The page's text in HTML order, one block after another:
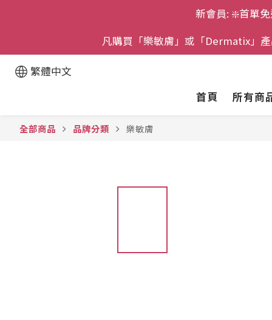
新會員: ❇️首單
凡購買「樂敏膚」或「Dermatix」
繁體中文
首頁
所有商
全部商品 品牌分類 樂敏膚